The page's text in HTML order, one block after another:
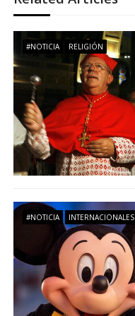
g
a
c
i
ó
n
d
e
#NOTICIA RELIGIÓN
#NOTICIA INTERNACIONALES